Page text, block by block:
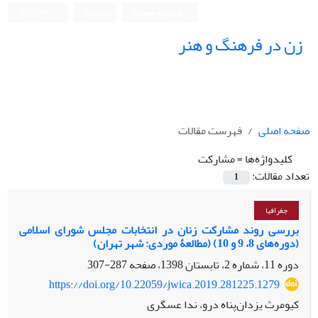
زن در فرهنگ و هنر
صفحه اصلی
فهرست مقالات
کلیدواژه‌ها =مشارکت
تعداد مقالات:
1
جغرافیا
بررسی روند مشارکت زنان در انتخابات مجلس شورای اسلامی
(دوره‌های 8، 9 و 10) (مطالعۀ موردی: شهر تهران)
دوره 11، شماره 2، تابستان 1398، صفحه
287-307
https://doi.org/10.22059/jwica.2019.281225.1279
کیومرث یزدان‌پناه درو، ندا عسگری